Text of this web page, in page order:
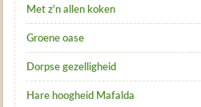
Met z'n allen koken
Groene oase
Dorpse gezelligheid
Hare hoogheid Mafalda